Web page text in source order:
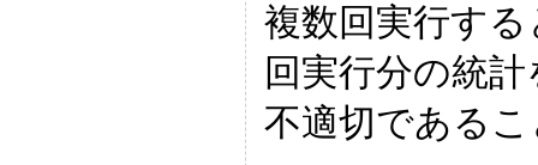
複数回実行す
回実行分の統
不適切である